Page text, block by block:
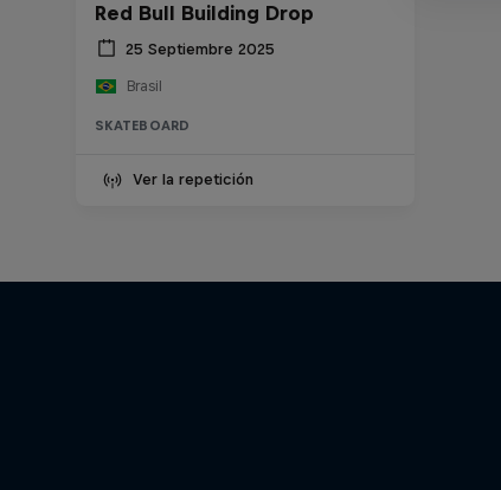
Red Bull Building Drop
25 Septiembre 2025
Brasil
SKATEBOARD
Ver la repetición